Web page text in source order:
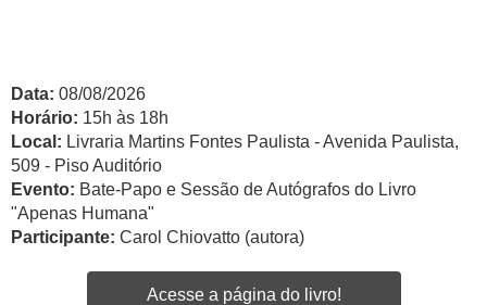
Data: 08/08/2026
Horário: 15h às 18h
Local: Livraria Martins Fontes Paulista - Avenida Paulista,
509 - Piso Auditório
Evento: Bate-Papo e Sessão de Autógrafos do Livro
"Apenas Humana"
Participante: Carol Chiovatto (autora)
Acesse a página do livro!